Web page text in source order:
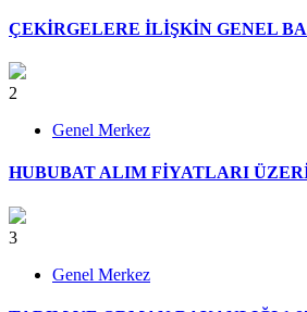
ÇEKİRGELERE İLİŞKİN GENEL
2
Genel Merkez
HUBUBAT ALIM FİYATLARI
3
Genel Merkez